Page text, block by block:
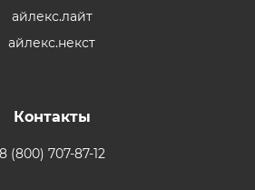
айлекс.лайт
айлекс.некст
Контакты
8 (800) 707-87-12